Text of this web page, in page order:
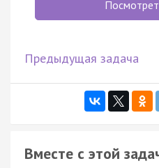
Предыдущая задача
Вместе с этой